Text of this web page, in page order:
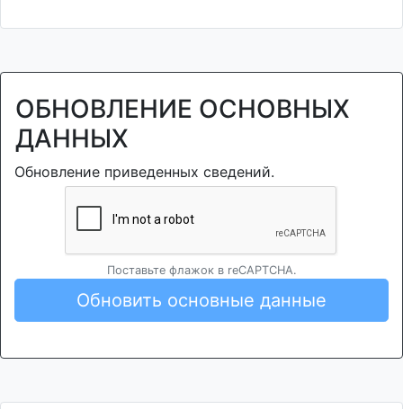
ОБНОВЛЕНИЕ ОСНОВНЫХ
ДАННЫХ
Обновление приведенных сведений.
Поставьте флажок в reCAPTCHA.
Обновить основные данные